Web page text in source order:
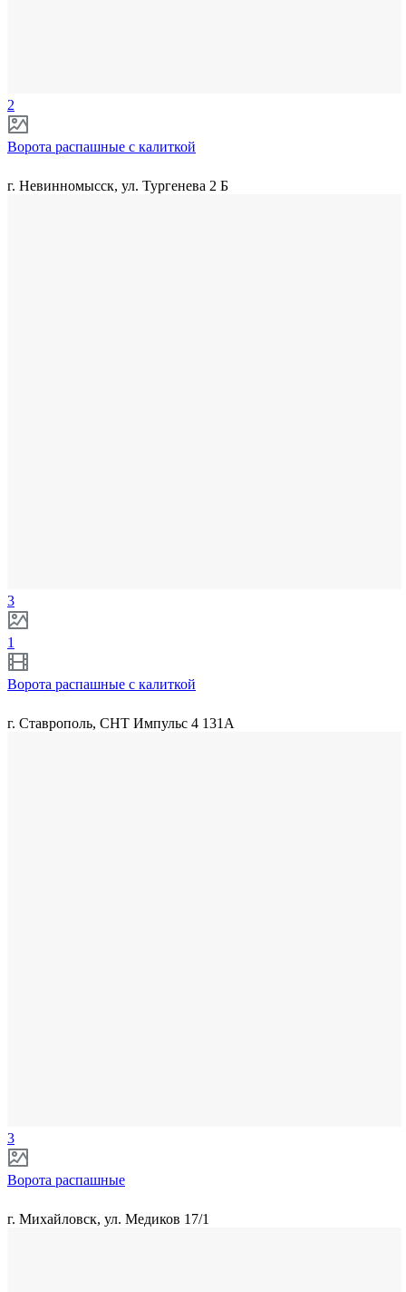
2
Ворота распашные с калиткой
г. Невинномысск, ул. Тургенева 2 Б
3
1
Ворота распашные с калиткой
г. Ставрополь, СНТ Импульс 4 131А
3
Ворота распашные
г. Михайловск, ул. Медиков 17/1